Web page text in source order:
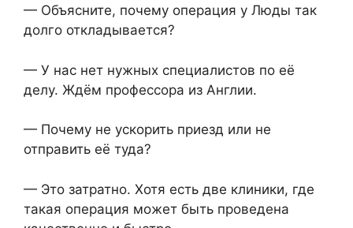
— Объясните, почему операция у Люды так
долго откладывается?
— У нас нет нужных специалистов по её
делу. Ждём профессора из Англии.
— Почему не ускорить приезд или не
отправить её туда?
— Это затратно. Хотя есть две клиники, где
такая операция может быть проведена